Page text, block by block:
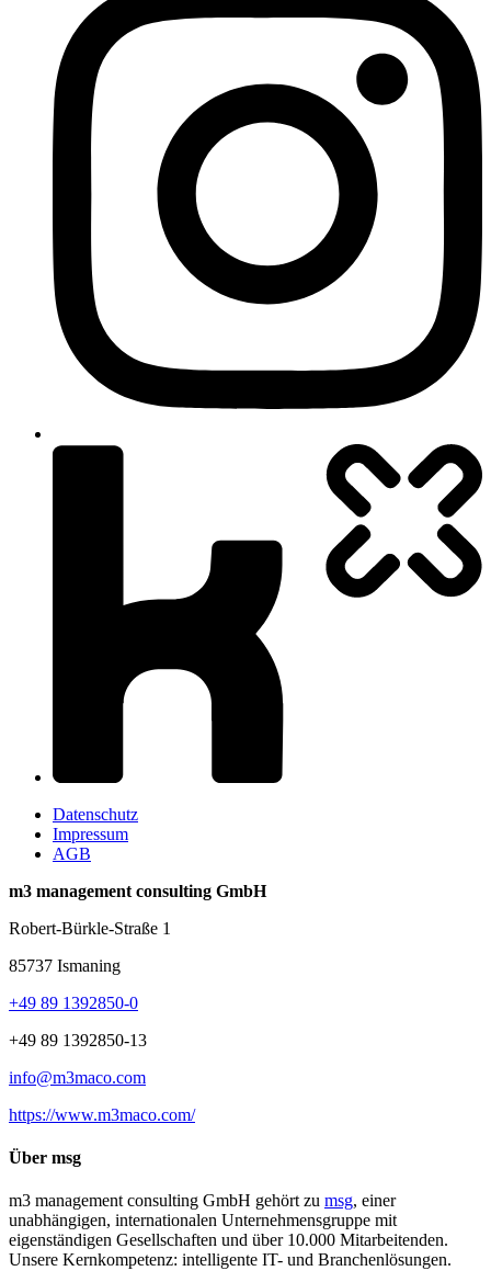
Datenschutz
Impressum
AGB
m3 management consulting GmbH
Robert-Bürkle-Straße 1
85737 Ismaning
+49 89 1392850-0
+49 89 1392850-13
info@m3maco.com
https://www.m3maco.com/
Über msg
m3 management consulting GmbH gehört zu msg, einer
unabhängigen, internationalen Unternehmensgruppe mit
eigenständigen Gesellschaften und über 10.000 Mitarbeitenden.
Unsere Kernkompetenz: intelligente IT- und Branchenlösungen.